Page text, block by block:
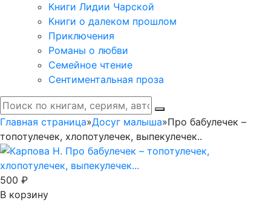
Книги Лидии Чарской
Книги о далеком прошлом
Приключения
Романы о любви
Семейное чтение
Сентиментальная проза
Главная страница»Досуг малыша»Про бабулечек –
топотулечек, хлопотулечек, выпекулечек..
500 ₽
В корзину